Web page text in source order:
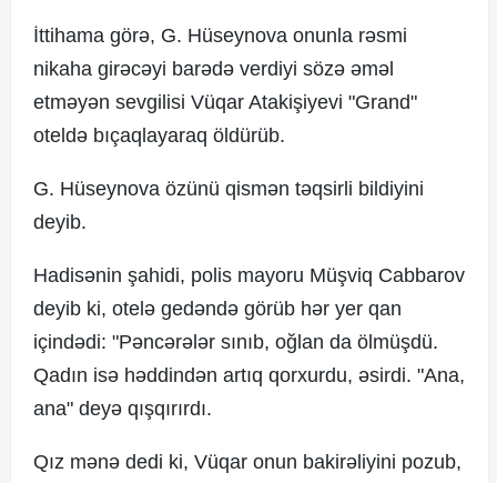
İttihama görə, G. Hüseynova onunla rəsmi
nikaha girəcəyi barədə verdiyi sözə əməl
etməyən sevgilisi Vüqar Atakişiyevi "Grand"
oteldə bıçaqlayaraq öldürüb.
G. Hüseynova özünü qismən təqsirli bildiyini
deyib.
Hadisənin şahidi, polis mayoru Müşviq Cabbarov
deyib ki, otelə gedəndə görüb hər yer qan
içindədi: "Pəncərələr sınıb, oğlan da ölmüşdü.
Qadın isə həddindən artıq qorxurdu, əsirdi. "Ana,
ana" deyə qışqırırdı.
Qız mənə dedi ki, Vüqar onun bakirəliyini pozub,